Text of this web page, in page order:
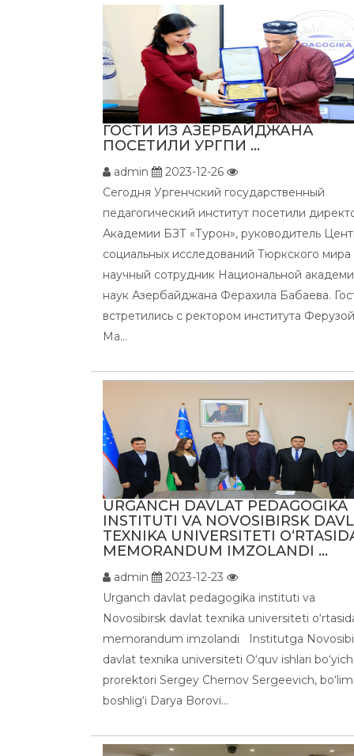
ГОСТИ ИЗ АЗЕРБАЙДЖАНА
ПОСЕТИЛИ УРГПИ ...
admin
2023-12-26
Сегодня Ургенчский государственный
педагогический институт посетили
Академии БЗТ «Турон», руководитель
социальных исследований Тюркского мира
научный сотрудник Национальной
наук Азербайджана Ферахила Бабаева.
встретились с ректором института Ферузой
Ма...
URGANCH DAVLAT PEDAGOGIKA
INSTITUTI VA NOVOSIBIRSK
TEXNIKA UNIVERSITETI
MEMORANDUM IMZOLANDI ...
admin
2023-12-23
Urganch davlat pedagogika instituti va
Novosibirsk davlat texnika universiteti
memorandum imzolandi Institutga
davlat texnika universiteti O‘quv ishlari
prorektori Sergey Chernov Sergeevich, bo‘lim
boshlig‘i Darya Borovi...